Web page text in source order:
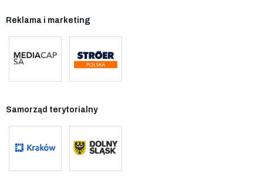
Reklama i marketing
Samorząd terytorialny